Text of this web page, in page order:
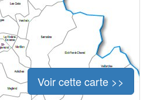
Voir cette carte >>